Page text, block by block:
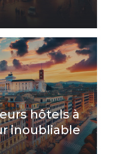
hôtels à
inoubliable